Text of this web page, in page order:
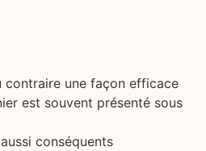
contraire une façon efficace
est souvent présenté sous
conséquents